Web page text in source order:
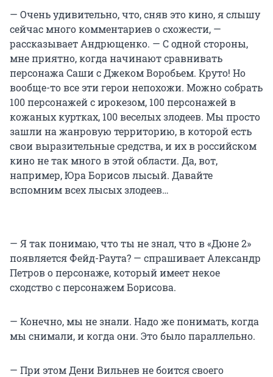
— Очень удивительно, что, сняв это кино, я слышу
сейчас много комментариев о схожести, —
рассказывает Андрющенко. — С одной стороны,
мне приятно, когда начинают сравнивать
персонажа Саши с Джеком Воробьем. Круто! Но
вообще-то все эти герои непохожи. Можно собрать
100 персонажей с ирокезом, 100 персонажей в
кожаных куртках, 100 веселых злодеев. Мы просто
зашли на жанровую территорию, в которой есть
свои выразительные средства, и их в российском
кино не так много в этой области. Да, вот,
например, Юра Борисов лысый. Давайте
вспомним всех лысых злодеев…
— Я так понимаю, что ты не знал, что в «Дюне 2»
появляется Фейд-Раута? — спрашивает Александр
Петров о персонаже, который имеет некое
сходство с персонажем Борисова.
— Конечно, мы не знали. Надо же понимать, когда
мы снимали, и когда они. Это было параллельно.
— При этом Дени Вильнев не боится своего